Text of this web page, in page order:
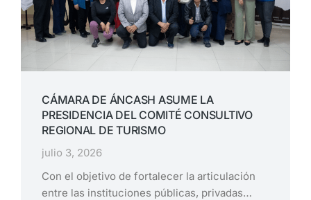
CÁMARA DE ÁNCASH ASUME LA
PRESIDENCIA DEL COMITÉ CONSULTIVO
REGIONAL DE TURISMO
julio 3, 2026
Con el objetivo de fortalecer la articulación
entre las instituciones públicas, privadas…